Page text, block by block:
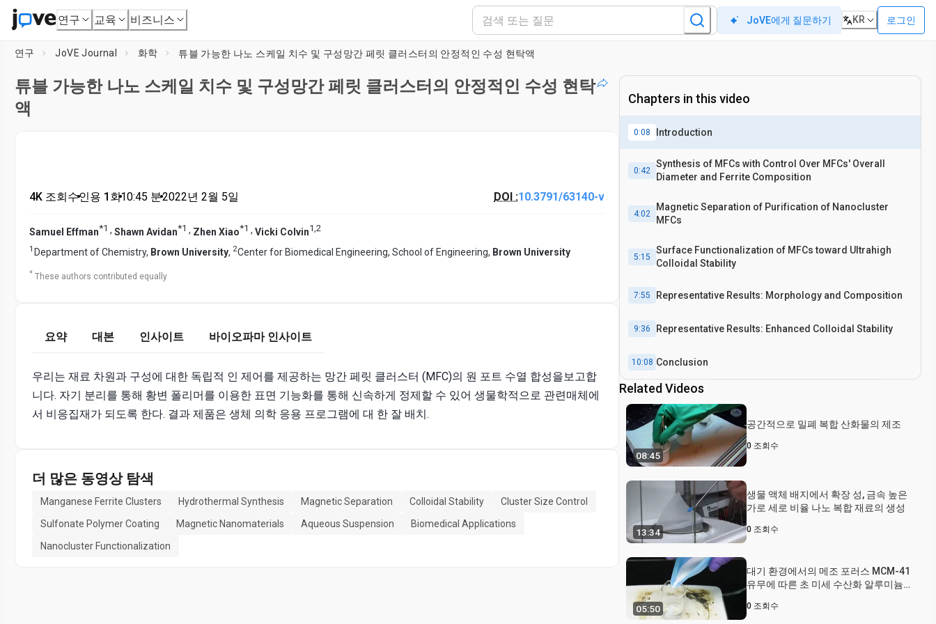
연구 교육 비즈니스 JoVE에게 질문하기 KR 로그인
연구 JoVE Journal 화학 튜블 가능한 나노 스케일 치수 및 구성망간 페릿 클러스터의 안정적인 수성 현탁액
튜블 가능한 나노 스케일 치수 및 구성망간 페릿 클러스터의 안정적인 수성 현탁
액
4K 조회수•인용 1회•10:45 분•2022년 2월 5일 DOI :10.3791/63140-v
Samuel Effman*1 , Shawn Avidan*1 , Zhen Xiao*1 , Vicki Colvin1,2
1 Department of Chemistry, Brown University, 2Center for Biomedical Engineering, School of Engineering, Brown University
* These authors contributed equally
요약 대본 인사이트 바이오파마 인사이트
우리는 재료 차원과 구성에 대한 독립적 인 제어를 제공하는 망간 페릿 클러스터 (MFC)의 원 포트 수열 합성을보고합
니다. 자기 분리를 통해 황변 폴리머를 이용한 표면 기능화를 통해 신속하게 정제할 수 있어 생물학적으로 관련매체에
서 비응집재가 되도록 한다. 결과 제품은 생체 의학 응용 프로그램에 대 한 잘 배치.
더 많은 동영상 탐색
Manganese Ferrite Clusters Hydrothermal Synthesis Magnetic Separation Colloidal Stability
Cluster Size Control
Sulfonate Polymer Coating
Magnetic Nanomaterials Aqueous Suspension
Biomedical Applications
Nanocluster Functionalization
Chapters in this video
0:08 Introduction
0:42
Synthesis of MFCs with Control Over MFCs' Overall
Diameter and Ferrite Composition
4:02
Magnetic Separation of Purification of Nanocluster
MFCs
5:15
Surface Functionalization of MFCs toward Ultrahigh
Colloidal Stability
7:55 Representative Results: Morphology and Composition
9:36 Representative Results: Enhanced Colloidal Stability
10:08 Conclusion
Related Videos
08:45
공간적으로 밀폐 복합 산화물의 제조
0 조회수
13:34
생물 액체 배지에서 확장 성, 금속 높은
가로 세로 비율 나노 복합 재료의 생성
0 조회수
05:50
대기 환경에서의 메조 포러스 MCM-41
유무에 따른 초 미세 수산화 알루미늄
0 조회수